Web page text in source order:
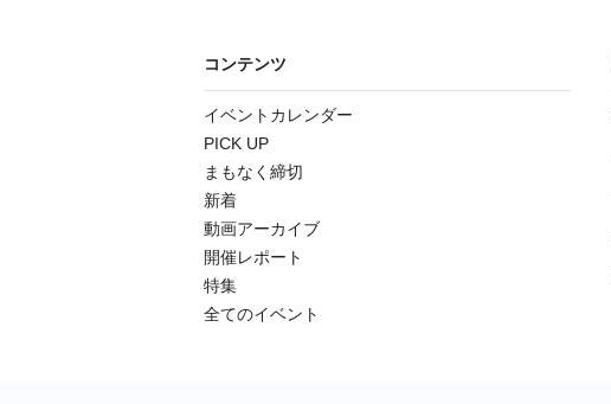
コンテンツ
イベントカレンダー
PICK UP
まもなく締切
新着
動画アーカイブ
開催レポート
特集
全てのイベント